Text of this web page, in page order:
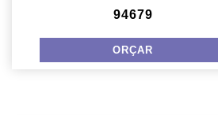
94679